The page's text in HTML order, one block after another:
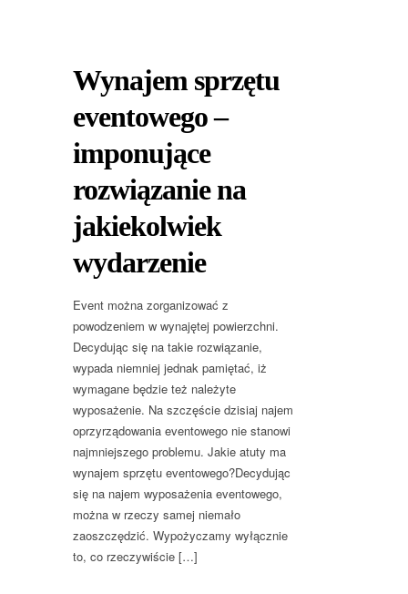
Wynajem sprzętu
eventowego –
imponujące
rozwiązanie na
jakiekolwiek
wydarzenie
Event można zorganizować z
powodzeniem w wynajętej powierzchni.
Decydując się na takie rozwiązanie,
wypada niemniej jednak pamiętać, iż
wymagane będzie też należyte
wyposażenie. Na szczęście dzisiaj najem
oprzyrządowania eventowego nie stanowi
najmniejszego problemu. Jakie atuty ma
wynajem sprzętu eventowego?Decydując
się na najem wyposażenia eventowego,
można w rzeczy samej niemało
zaoszczędzić. Wypożyczamy wyłącznie
to, co rzeczywiście […]